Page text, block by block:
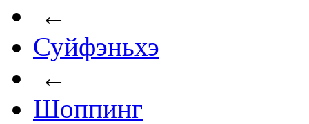
←
Суйфэньхэ
←
Шоппинг